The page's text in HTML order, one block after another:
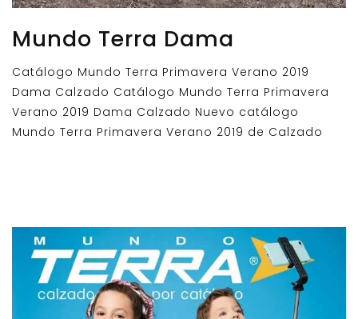
Mundo Terra Dama
Catálogo Mundo Terra Primavera Verano 2019
Dama Calzado Catálogo Mundo Terra Primavera
Verano 2019 Dama Calzado Nuevo catálogo
Mundo Terra Primavera Verano 2019 de Calzado